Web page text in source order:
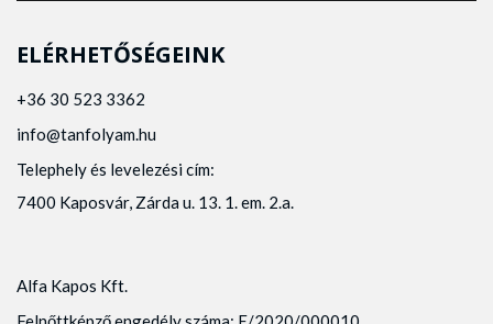
ELÉRHETŐSÉGEINK
+36 30 523 3362
info@tanfolyam.hu
Telephely és levelezési cím:
7400 Kaposvár, Zárda u. 13. 1. em. 2.a.
Alfa Kapos Kft.